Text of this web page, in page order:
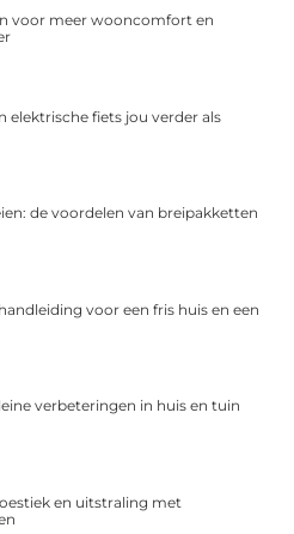
voor meer wooncomfort en
elektrische fiets jou verder als
de voordelen van breipakketten
voor een fris huis en een
verbeteringen in huis en tuin
en uitstraling met